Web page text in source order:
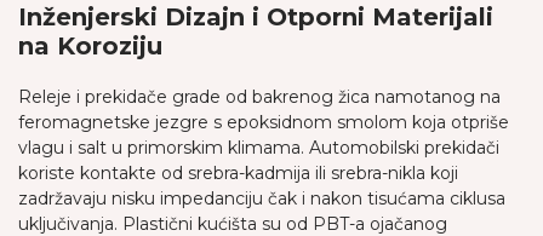
Inženjerski Dizajn i Otporni Materijali
na Koroziju
Releje i prekidače grade od bakrenog žica namotanog na
feromagnetske jezgre s epoksidnom smolom koja otpriše
vlagu i salt u primorskim klimama. Automobilski prekidači
koriste kontakte od srebra-kadmija ili srebra-nikla koji
zadržavaju nisku impedanciju čak i nakon tisućama ciklusa
uključivanja. Plastični kućišta su od PBT-a ojačanog